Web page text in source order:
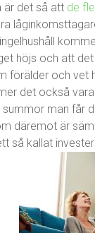
är det så att de
höjs och att
förälder och vet
det också
man får
däremot är
så kallat